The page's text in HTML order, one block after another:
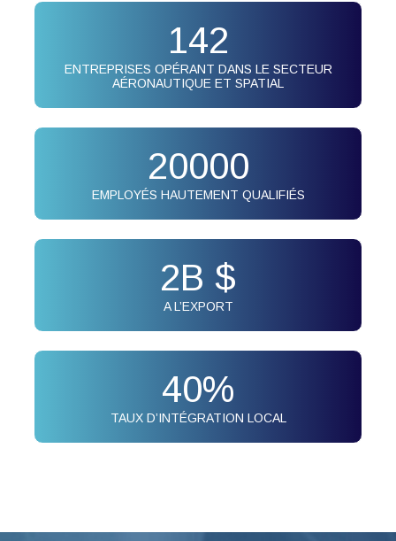
142
ENTREPRISES OPÉRANT DANS LE SECTEUR
AÉRONAUTIQUE ET SPATIAL
20000
EMPLOYÉS HAUTEMENT QUALIFIÉS
2B $
A L’EXPORT
40%
TAUX D’INTÉGRATION LOCAL